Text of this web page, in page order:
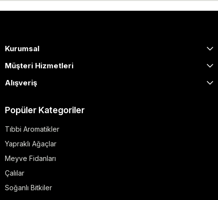
Kurumsal
Müşteri Hizmetleri
Alışveriş
Popüler Kategoriler
Tıbbi Aromatikler
Yapraklı Ağaçlar
Meyve Fidanları
Çalılar
Soğanlı Bitkiler